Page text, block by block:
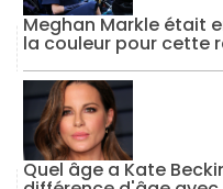
Meghan Markle était
la couleur pour cette
Quel âge a Kate